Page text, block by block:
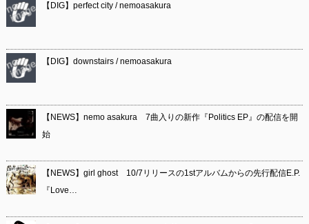
【DIG】perfect city / nemoasakura
【DIG】downstairs / nemoasakura
【NEWS】nemo asakura 7曲入りの新作『Politics EP』の配信を開
始
【NEWS】girl ghost 10/7リリースの1stアルバムからの先行配信E.P.
『Love…